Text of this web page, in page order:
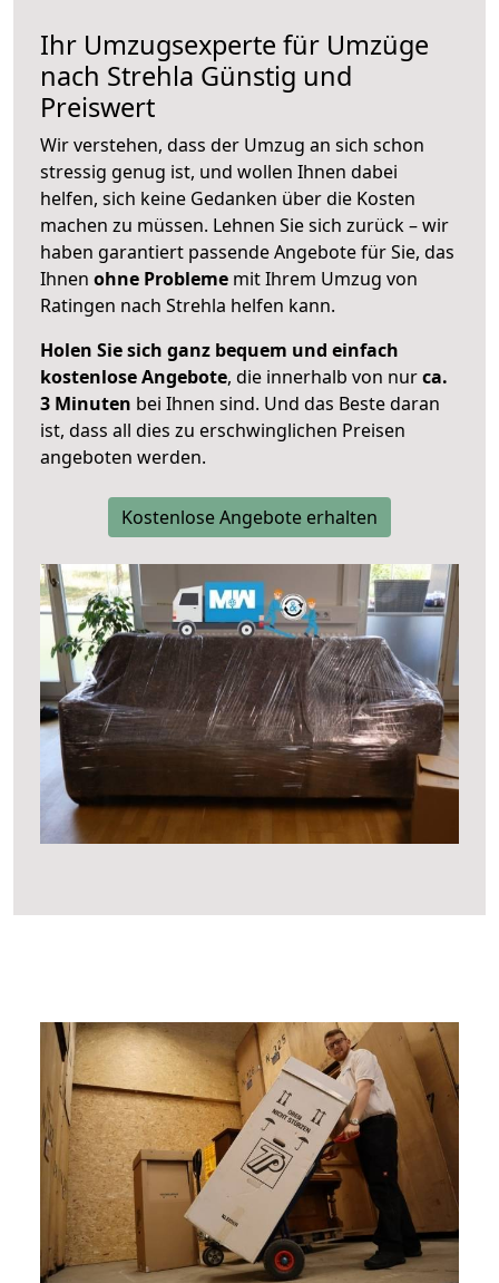
Ihr Umzugsexperte für Umzüge
nach Strehla Günstig und
Preiswert
Wir verstehen, dass der Umzug an sich schon
stressig genug ist, und wollen Ihnen dabei
helfen, sich keine Gedanken über die Kosten
machen zu müssen. Lehnen Sie sich zurück – wir
haben garantiert passende Angebote für Sie, das
Ihnen ohne Probleme mit Ihrem Umzug von
Ratingen nach Strehla helfen kann.
Holen Sie sich ganz bequem und einfach
kostenlose Angebote, die innerhalb von nurca.
3 Minuten bei Ihnen sind. Und das Beste daran
ist, dass all dies zu erschwinglichen Preisen
angeboten werden.
Kostenlose Angebote erhalten